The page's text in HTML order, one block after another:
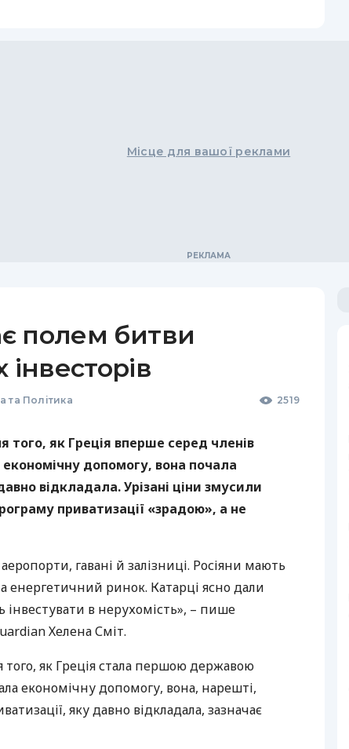
Місце для вашої реклами
полем битви
та Політика 2519
того, як Греція вперше серед членів
допомогу, вона почала
відкладала. Урізані ціни змусили
приватизації «зрадою», а не
гавані й залізниці. Росіяни мають
енергетичний ринок. Катарці ясно дали
інвестувати в нерухомість», – пише
Хелена Сміт.
того, як Греція стала першою державою
економічну допомогу, вона, нарешті,
яку давно відкладала, зазначає